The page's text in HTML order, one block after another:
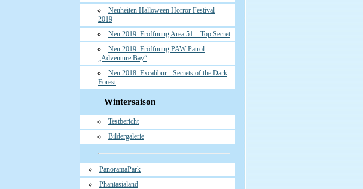
Neuheiten Halloween Horror Festival
2019
Neu 2019: Eröffnung Area 51 – Top Secret
Neu 2019: Eröffnung PAW Patrol
„Adventure Bay“
Neu 2018: Excalibur - Secrets of the Dark
Forest
Wintersaison
Testbericht
Bildergalerie
PanoramaPark
Phantasialand